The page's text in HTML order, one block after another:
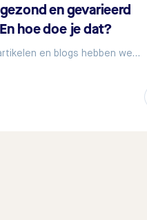
en gevarieerd
hoe doe je dat?
en blogs hebben we…